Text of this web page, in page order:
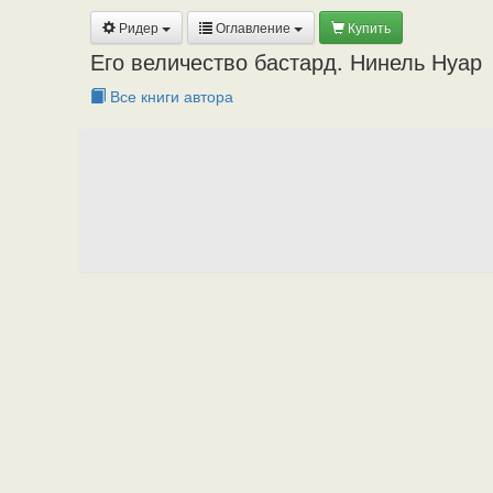
Ридер Оглавление Купить
Его величество бастард. Нинель Нуар
Все книги автора